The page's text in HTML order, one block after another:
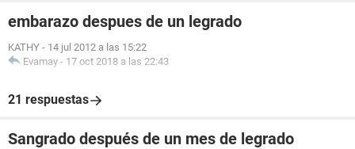
embarazo despues de un legrado
KATHY - 14 jul 2012 a las 15:22
Evamay - 17 oct 2018 a las 22:43
21 respuestas
Sangrado después de un mes de legrado